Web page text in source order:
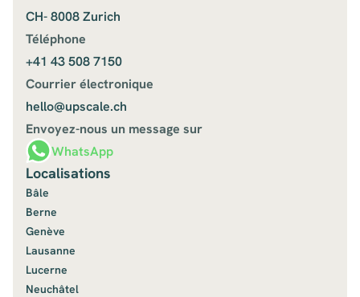
CH- 8008 Zurich
Téléphone
+41 43 508 7150
Courrier électronique
hello@upscale.ch
Envoyez-nous un message sur
WhatsApp
Localisations
Bâle
Berne
Genève
Lausanne
Lucerne
Neuchâtel